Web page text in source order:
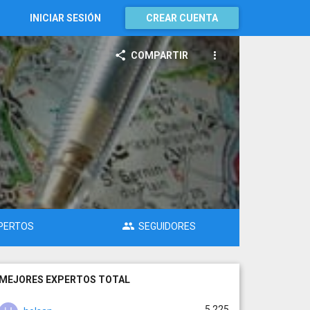
INICIAR SESIÓN CREAR CUENTA
COMPARTIR
SEGUIDORES
EXPERTOS TOTAL